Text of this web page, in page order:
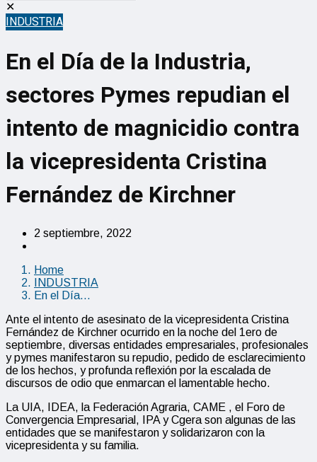
✕
INDUSTRIA
En el Día de la Industria,
sectores Pymes repudian el
intento de magnicidio contra
la vicepresidenta Cristina
Fernández de Kirchner
2 septiembre, 2022
Home
INDUSTRIA
En el Día…
Ante el intento de asesinato de la vicepresidenta Cristina
Fernández de Kirchner ocurrido en la noche del 1ero de
septiembre, diversas entidades empresariales, profesionales
y pymes manifestaron su repudio, pedido de esclarecimiento
de los hechos, y profunda reflexión por la escalada de
discursos de odio que enmarcan el lamentable hecho.
La UIA, IDEA, la Federación Agraria, CAME , el Foro de
Convergencia Empresarial, IPA y Cgera son algunas de las
entidades que se manifestaron y solidarizaron con la
vicepresidenta y su familia.